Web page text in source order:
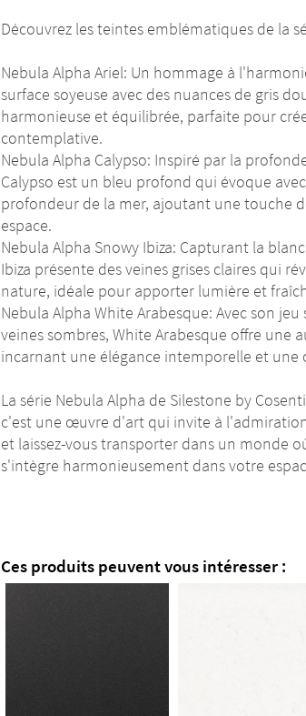
Découvrez les teintes emblématiques de la
Nebula Alpha Ariel: Un hommage à
surface soyeuse avec des nuances de gris
harmonieuse et équilibrée, parfaite pour
contemplative.
Nebula Alpha Calypso: Inspiré par la
Calypso est un bleu profond qui évoque
profondeur de la mer, ajoutant une touche
espace.
Nebula Alpha Snowy Ibiza: Capturant la
Ibiza présente des veines grises claires qui
nature, idéale pour apporter lumière et
Nebula Alpha White Arabesque: Avec son
veines sombres, White Arabesque offre une
incarnant une élégance intemporelle et une
La série Nebula Alpha de Silestone by
c'est une œuvre d'art qui invite à
et laissez-vous transporter dans un monde
s'intègre harmonieusement dans votre
Ces produits peuvent vous intéresser :